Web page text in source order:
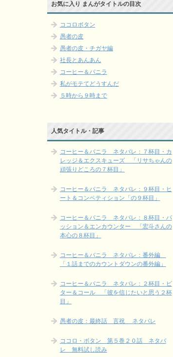
お気に入り まんがタイトルの目次
ココロボタン
愚者の皮
愚者の皮・チガヤ編
社長とあんあん
コーヒー＆バニラ
私がモテてどうすんだ
５時から９時まで
人気タイトル・記事
コーヒー＆バニラ ネタバレ：７杯目・カ
レッジ＆エクスキューズ 「リサちゃんの
頑張りどころの７杯目」
コーヒー＆バニラ ネタバレ：９杯目・ヒ
ート＆コンペティション「の９杯目」
コーヒー＆バニラ ネタバレ：８杯目・パ
ッション＆エンカウンター 「宏斗さんの
本心の８杯目」
コーヒー＆バニラ ネタバレ：番外編
「１話までのカウントダウンの番外編」
コーヒー＆バニラ ネタバレ：２杯目・ビ
ター＆コール 「彼を信じたいと思う２杯
目」
愚者の皮：最終話 言祝 ネタバレ
ココロ・ボタン 第５巻２０話 ネタバ
レ 無料試し読み